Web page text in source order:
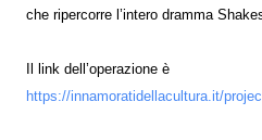
che ripercorre l’intero dramma
Il link dell’operazione è
https://innamoratidellacultura.it/